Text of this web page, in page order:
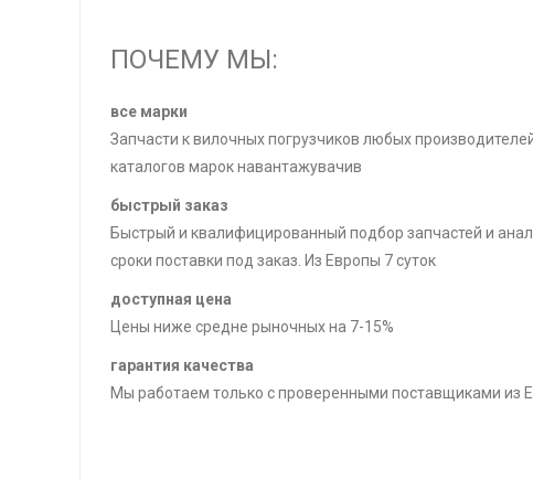
ПОЧЕМУ МЫ:
все марки
Запчасти к вилочных погрузчиков любых
каталогов марок навантажувачив
быстрый заказ
Быстрый и квалифицированный подбор запчастей и
сроки поставки под заказ. Из Европы 7 суток
доступная цена
Цены ниже средне рыночных на 7-15%
гарантия качества
Мы работаем только с проверенными поставщиками из